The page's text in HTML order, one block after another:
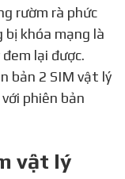
rườm rà phức
khóa mạng là
lại được.
bản 2 SIM vật lý
phiên bản
vật lý